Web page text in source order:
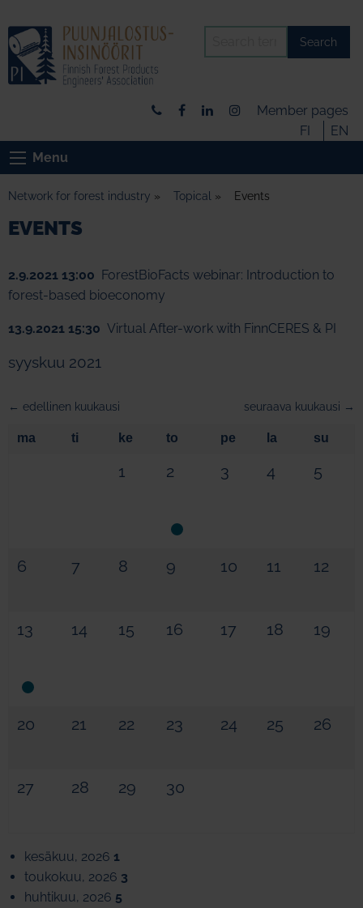
Search
Member pages
FI
EN
Menu
Network for forest industry » Topical » Events
EVENTS
2.9.2021 13:00 ForestBioFacts webinar: Introduction to
forest-based bioeconomy
13.9.2021 15:30 Virtual After-work with FinnCERES & PI
syyskuu 2021
← edellinen kuukausi seuraava kuukausi →
ma ti ke to pe la su
1 2 3 4 5
6 7 8 9 10 11 12
13 14 15 16 17 18 19
20 21 22 23 24 25 26
27 28 29 30
kesäkuu, 2026 1
toukokuu, 2026 3
huhtikuu, 2026 5